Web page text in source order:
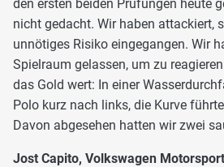
den ersten beiden Prüfungen heute
nicht gedacht. Wir haben attackiert,
unnötiges Risiko eingegangen. Wir
Spielraum gelassen, um zu
das Gold wert: In einer
Polo kurz nach links, die Kurve
Davon abgesehen hatten wir zwei
Jost Capito, Volkswagen